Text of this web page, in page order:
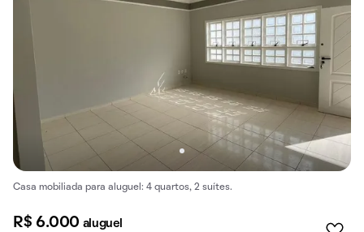
Casa mobiliada para aluguel: 4 quartos, 2 suítes.
R$ 6.000 aluguel